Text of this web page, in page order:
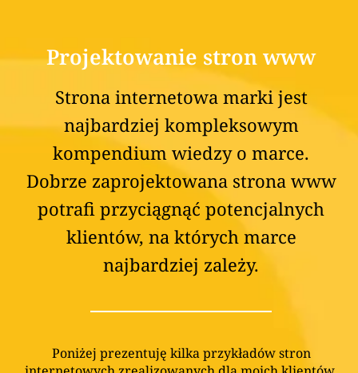
Projektowanie stron www
Strona internetowa marki jest
najbardziej kompleksowym
kompendium wiedzy o marce.
Dobrze zaprojektowana strona www
potrafi przyciągnąć potencjalnych
klientów, na których marce
najbardziej zależy.
Poniżej prezentuję kilka przykładów stron